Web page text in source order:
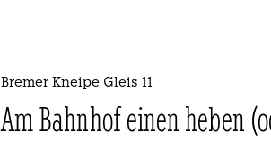
Bremer Kneipe Gleis 11
Am Bahnhof einen heben